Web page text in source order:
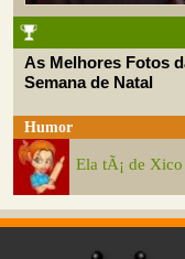
As Melhores Fotos
Semana de Natal
Humor
Ela tÃ¡ de Xico